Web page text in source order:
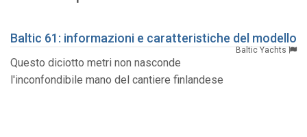
Baltic 61: informazioni e caratteristiche del modello
Baltic Yachts
Questo diciotto metri non nasconde
l'inconfondibile mano del cantiere finlandese